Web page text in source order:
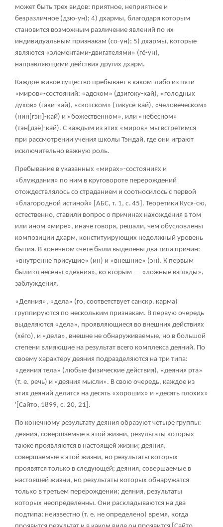
может быть трех видов: приятное, неприятное и
безразличное (дзю-ун); 4) дхармы, благодаря которым
становится возможным различение явлений по их
индивидуальным признакам (со-ун); 5) дхармы, которые
являются «элементами-двигателями» (гё-ун),
направляющими действия других дхарм.
Каждое живое существо пребывает в каком-либо из пяти
«миров»-состояний: «адском» (дзигоку-кай), «голодных
духов» (гаки-кай), «скотском» (тикусё-кай), «человеческом»
(нин[гэн]-кай) и «божественном», или «небесном»
(тэн[дзё]-кай). С каждым из этих «миров» мы встретимся
при рассмотрении учения школы Тэндай, где они играют
исключительно важную роль.
Пребывание в указанных «мирах»-состояниях и
«блуждания» по ним в круговороте перерождений
отождествлялось со страданием и соотносилось с первой
«благородной истиной» [АБС, т. 1, с. 45]. Теоретики Куся-сю,
естественно, ставили вопрос о причинах нахождения в том
или ином «мире», иначе говоря, решали, чем обусловлены
композиции дхарм, конституирующих недолжный уровень
бытия. В конечном счете были выделены два типа причин:
«внутренне присущие» (ин) и «внешние» (эн). К первым
были отнесены «деяния», ко вторым — «ложные взгляды»,
заблуждения.
«Деяния», «дела» (го, соответствует санскр. карма)
группируются по нескольким признакам. В первую очередь
выделяются «дела», проявляющиеся во внешних действиях
(хёго), и «дела», внешне не обнаруживаемые, но в большой
степени влияющие на результат всего комплекса деяний. По
своему характеру деяния подразделяются на три типа:
«деяния тела» (любые физические действия), «деяния рта»
(т. е. речь) и «деяния мысли». В свою очередь, каждое из
этих деяний делится на десять «хороших» и «десять плохих»
'[Сайто, 1899, с. 20, 21].
По конечному результату деяния образуют четыре группы:
деяния, совершаемые в этой жизни, результаты которых
также проявляются в настоящей жизни; деяния,
совершаемые в этой жизни, но результаты которых
проявятся только в следующей; деяния, совершаемые в
настоящей жизни, но результаты которых обнаружатся
только в третьем перерождении; деяния, результаты
которых неопределенны. Они раскладываются на два
подтипа: неизвестно (т. е. не определено) время, когда